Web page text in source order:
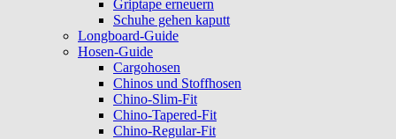
Griptape erneuern
Schuhe gehen kaputt
Longboard-Guide
Hosen-Guide
Cargohosen
Chinos und Stoffhosen
Chino-Slim-Fit
Chino-Tapered-Fit
Chino-Regular-Fit